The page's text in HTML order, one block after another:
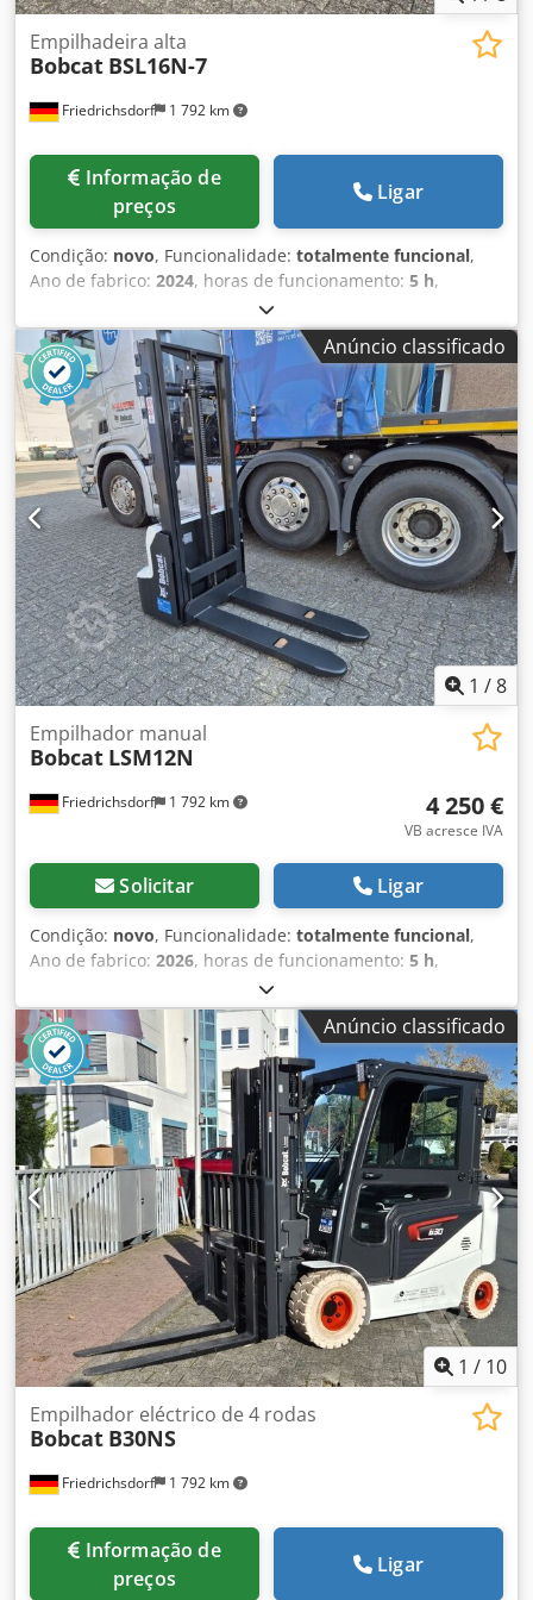
Friedrichsdorf 1 792 km
Empilhadeira alta
Bobcat BSL16N-7
preços
Ligar
Condição: novo, Funcionalidade: totalmente funcional,
Ano de fabrico: 2024, horas de funcionamento: 5 h,
1 600 kg, altura de elevação:
mm, elevação livre:1 420 mm, tipo de combustível:
elétrico, tipo de mastro:triplex
, altura de construção:
2 008 mm , comprimento do garfo: 1 150 mm , peso em
vazio:1 340 kg, comprimento total: 1 964 mm, tipo de
transmissão:Elektro, largura de construção:820 mm,
Empilhador alto Centro de gravidade da carga: 600 Largura
do garfo: 560 mm Tipo de mastro: Triplex Condição:
Camião novo Condição técnica: Novo Tipo de pneus
dianteiros: Poliuretano Pneus dianteiros Condição: 80 -
100% Pneus traseiros Tipo: Poliuretano Condição dos
pneus traseiros: 80 - 100% Bateria Volt: 24V Bateria Ah:
300Ah Tipo de bateria: PzS Ano de fabrico da bateria: 2024
Estado da bateria: 80 - 100% Dksdpfx Aswzpc Dsf Hsr
Curso livre completo, certificado CE, Aquamatics para as
células da bateria
Anúncio classificado
1 /8
Friedrichsdorf 1 792 km
Empilhador manual
Bobcat LSM12N
4 250 €
VB acresce IVA
Solicitar Ligar
Condição: novo, Funcionalidade: totalmente funcional,
Ano de fabrico: 2026, horas de funcionamento: 5 h,
1 200 kg, altura de elevação:
mm, tipo de combustível:elétrico, tipo de mastro:duplex,
altura de construção:2 150 mm, comprimento do garfo:
1 150 mm
, peso em vazio: 585 kg, comprimento total:
1 710 mm, tipo de transmissão: Elektro, largura de
construção:800 mm
, Empilhadeira de elevação Centro de
carga: 600 Largura dos garfos: 180 mm Espessura dos
garfos: 60 mm Tipo de mastro: Duplex Estado: Novo Estado
técnico: Novo Tipo de pneus dianteiros: Poliuretano
Dksdpfx Aoy Uz Sqef Hjr Estado dos pneus dianteiros: 80 -
100% Tipo de pneus traseiros: Poliuretano Estado dos
pneus traseiros: 80 - 100% Tensão da bateria: 24V
Capacidade da bateria: 60Ah Tipo de bateria: Íon de lítio
Ano de fabricação da bateria: 2026 Estado da bateria: 80 -
100% Certificado CE, Bateria de íon de lítio isenta de
manutenção 24 V
Anúncio classificado
1 / 10
Friedrichsdorf 1 792 km
Empilhador eléctrico de 4 rodas
Bobcat B30NS
preços
Ligar